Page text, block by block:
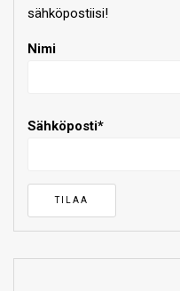
sähköpostiisi!
Nimi
Sähköposti*